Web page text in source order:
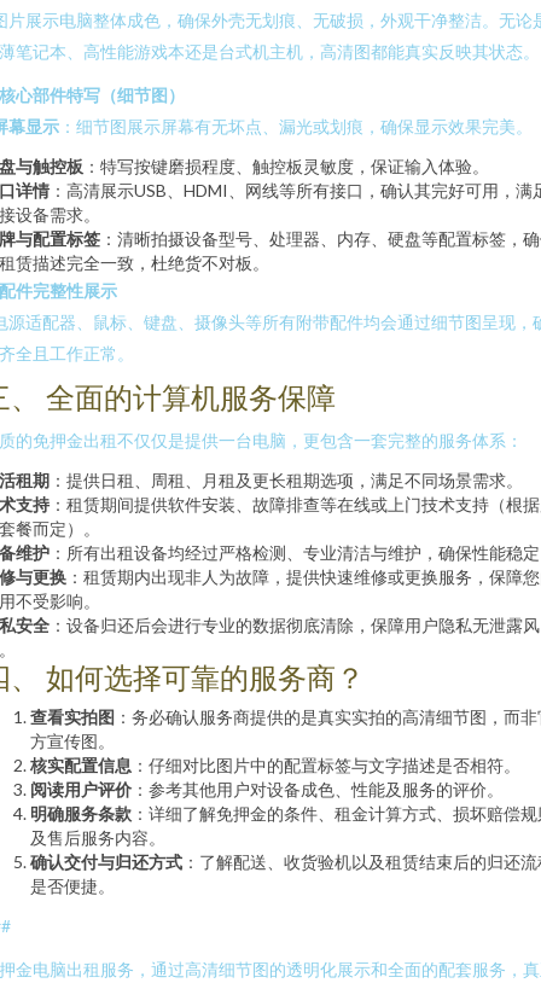
片展示电脑整体成色，确保外壳无划痕、无破损，外观干净整洁。无论
笔记本、高性能游戏本还是台式机主机，高清图都能真实反映其状态。
心部件特写（细节图）
幕显示 ：细节图展示屏幕有无坏点、漏光或划痕，确保显示效果完美。
与触控板 ：特写按键磨损程度、触控板灵敏度，保证输入体验。
详情 ：高清展示USB、HDMI、网线等所有接口，确认其完好可用，满
设备需求。
与配置标签 ：清晰拍摄设备型号、处理器、内存、硬盘等配置标签，
赁描述完全一致，杜绝货不对板。
件完整性展示
源适配器、鼠标、键盘、摄像头等所有附带配件均会通过细节图呈现，
全且工作正常。
、 全面的计算机服务保障
的免押金出租不仅仅是提供一台电脑，更包含一套完整的服务体系：
租期 ：提供日租、周租、月租及更长租期选项，满足不同场景需求。
支持 ：租赁期间提供软件安装、故障排查等在线或上门技术支持（根
餐而定）。
维护 ：所有出租设备均经过严格检测、专业清洁与维护，确保性能稳
与更换 ：租赁期内出现非人为故障，提供快速维修或更换服务，保障
不受影响。
安全 ：设备归还后会进行专业的数据彻底清除，保障用户隐私无泄露风
、 如何选择可靠的服务商？
查看实拍图 ：务必确认服务商提供的是真实实拍的高清细节图，而非
方宣传图。
核实配置信息 ：仔细对比图片中的配置标签与文字描述是否相符。
阅读用户评价 ：参考其他用户对设备成色、性能及服务的评价。
明确服务条款 ：详细了解免押金的条件、租金计算方式、损坏赔偿规
及售后服务内容。
确认交付与归还方式 ：了解配送、收货验机以及租赁结束后的归还
是否便捷。
金电脑出租服务，通过高清细节图的透明化展示和全面的配套服务，